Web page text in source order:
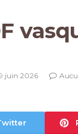
juin 2026